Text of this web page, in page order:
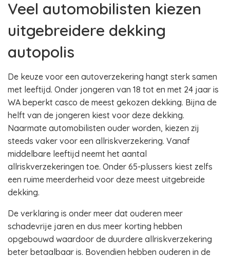
Veel automobilisten kiezen
uitgebreidere dekking
autopolis
De keuze voor een autoverzekering hangt sterk samen
met leeftijd. Onder jongeren van 18 tot en met 24 jaar is
WA beperkt casco de meest gekozen dekking. Bijna de
helft van de jongeren kiest voor deze dekking.
Naarmate automobilisten ouder worden, kiezen zij
steeds vaker voor een allriskverzekering. Vanaf
middelbare leeftijd neemt het aantal
allriskverzekeringen toe. Onder 65-plussers kiest zelfs
een ruime meerderheid voor deze meest uitgebreide
dekking.
De verklaring is onder meer dat ouderen meer
schadevrije jaren en dus meer korting hebben
opgebouwd waardoor de duurdere allriskverzekering
beter betaalbaar is. Bovendien hebben ouderen in de